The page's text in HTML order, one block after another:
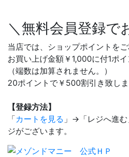
＼無料会員登録で
当店では、ショップポイントをご
お買い上げ金額￥1,000に付1ポイ
（端数は加算されません。）
20ポイントで￥500割引き致しま
【登録方法】
「カートを見る 」→「レジへ進
ジがございます。